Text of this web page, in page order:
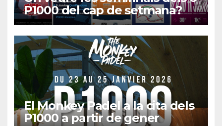
P1000 del cap de setmana?
El Monkey Padel a la cita dels
P1000 a partir de gener